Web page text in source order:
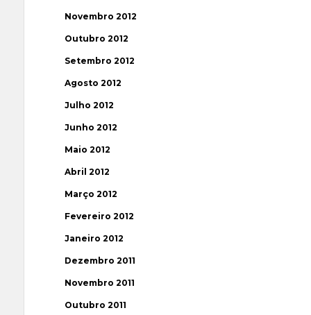
Novembro 2012
Outubro 2012
Setembro 2012
Agosto 2012
Julho 2012
Junho 2012
Maio 2012
Abril 2012
Março 2012
Fevereiro 2012
Janeiro 2012
Dezembro 2011
Novembro 2011
Outubro 2011